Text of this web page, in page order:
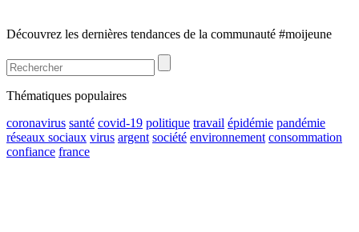
Découvrez les dernières tendances de la communauté #moijeune
Thématiques populaires
coronavirus santé covid-19 politique travail épidémie pandémie
réseaux sociaux virus argent société environnement consommation
confiance france